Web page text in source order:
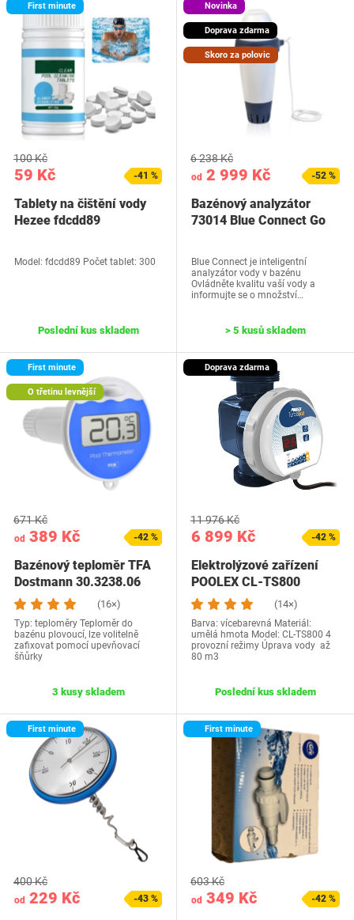
First minute
59 Kč
100 Kč
-41 %
Tablety na čištění vody
Hezee fdcdd89
Model: fdcdd89 Počet tablet: 300
Poslední kus skladem
Novinka
Doprava zdarma
Skoro za polovic
od 2 999 Kč
6 238 Kč
-52 %
Bazénový analyzátor
73014 Blue Connect Go
Blue Connect je inteligentní
analyzátor vody v bazénu
Ovládněte kvalitu vaší vody a
informujte se o množství…
> 5 kusů skladem
First minute
O třetinu levnější
od 389 Kč
671 Kč
-42 %
Bazénový teploměr TFA
Dostmann 30.3238.06
(16×)
Typ: teploměry Teploměr do
bazénu plovoucí, lze volitelně
zafixovat pomocí upevňovací
šňůrky
3 kusy skladem
Doprava zdarma
6 899 Kč
11 976 Kč
-42 %
Elektrolýzové zařízení
POOLEX CL-TS800
(14×)
Barva: vícebarevná Materiál:
umělá hmota Model: ‎CL-TS800 4
provozní režimy Úprava vody až
80 m3
Poslední kus skladem
First minute
od 229 Kč
400 Kč
-43 %
First minute
od 349 Kč
603 Kč
-42 %